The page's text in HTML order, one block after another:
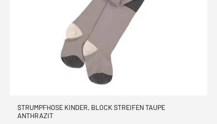
STRUMPFHOSE KINDER, BLOCK STREIFEN TAUPE
ANTHRAZIT